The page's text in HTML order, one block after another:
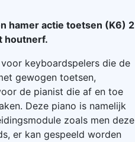
hamer actie toetsen (K6) 2
houtnerf.
keyboardspelers die de
gewogen toetsen,
de pianist die af en toe
Deze piano is namelijk
zoals men deze
er kan gespeeld worden